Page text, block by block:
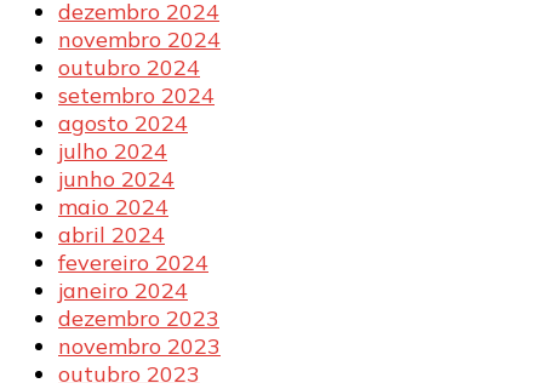
dezembro 2024
novembro 2024
outubro 2024
setembro 2024
agosto 2024
julho 2024
junho 2024
maio 2024
abril 2024
fevereiro 2024
janeiro 2024
dezembro 2023
novembro 2023
outubro 2023